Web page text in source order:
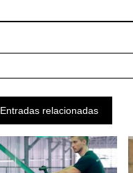
Entradas relacionadas